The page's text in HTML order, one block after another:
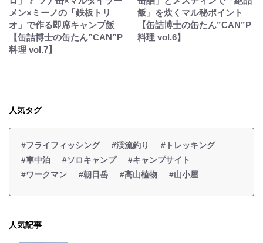
メン×ミーノの「鉄板トリ
オ」で作る即席キャンプ飯
【缶詰博士の缶たん”CAN”P
料理 vol.7】
飯」を炊くマル秘ポイント
【缶詰博士の缶たん”CAN”P
料理 vol.6】
人気タグ
#フライフィッシング #渓流釣り
#トレッキング
#車中泊
#ソロキャンプ
#キャンプサイト
#ワークマン
#朝日岳 #高山植物 #山小屋
人気記事